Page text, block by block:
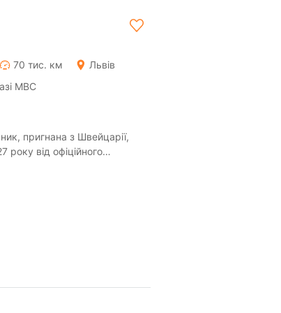
70 тис. км
Львів
МВС
пригнана з Швейцарії,
року від офіційного